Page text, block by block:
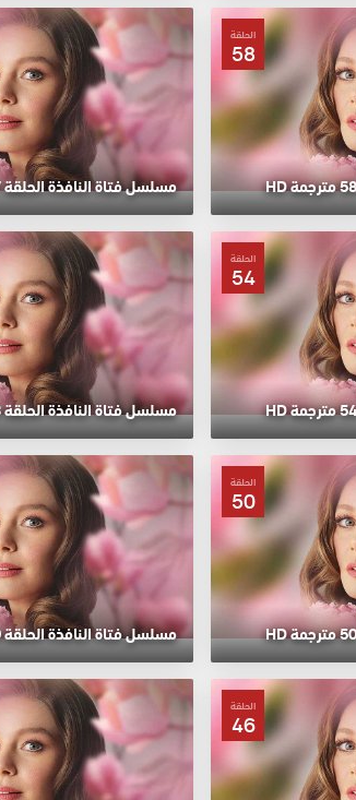
الحلقة
58
مسلسل فتاة النافذة الحلقة 57 مترجمة HD
الحلقة
54
مسلسل فتاة النافذة الحلقة 53 مترجمة HD
الحلقة
50
مسلسل فتاة النافذة الحلقة 49 مترجمة HD
الحلقة
46